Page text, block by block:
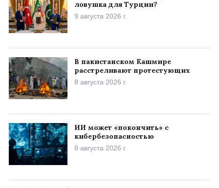
ловушка для Турции?
9 августа 2026 г.
В пакистанском Кашмире
расстреливают протестующих
8 августа 2026 г.
ИИ может «покончить» с
кибербезопасностью
8 августа 2026 г.